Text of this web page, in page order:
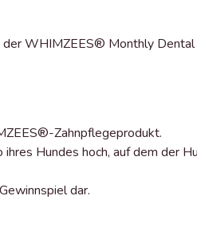
der WHIMZEES® Monthly
Zahnpflegeprodukt.
Hundes hoch, auf dem der
dar.